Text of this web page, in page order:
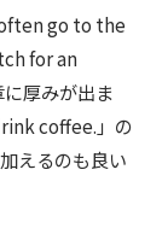
go to the
for an
厚みが出ま
coffee.」の
えるのも良い